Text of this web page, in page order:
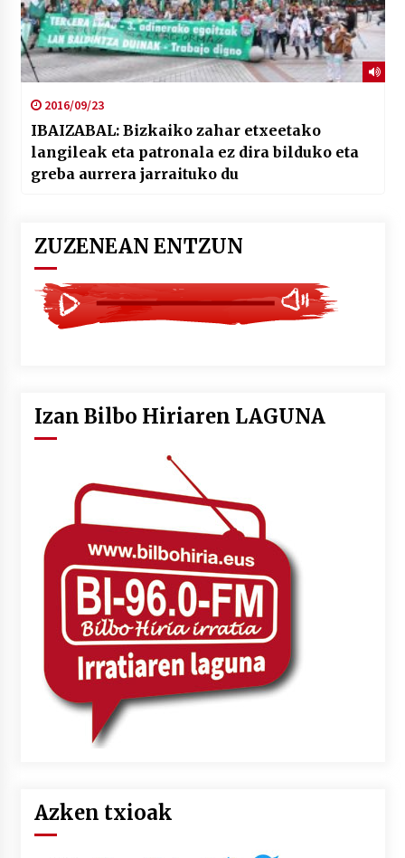
2016/09/23
IBAIZABAL: Bizkaiko zahar etxeetako
langileak eta patronala ez dira bilduko eta
greba aurrera jarraituko du
ZUZENEAN ENTZUN
Izan Bilbo Hiriaren LAGUNA
Azken txioak